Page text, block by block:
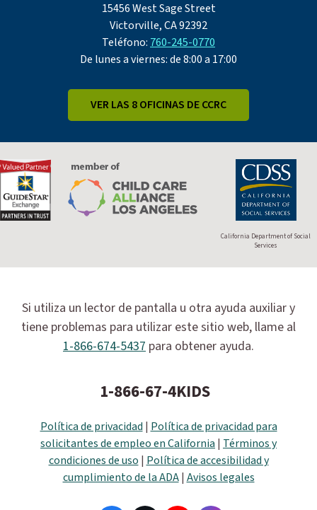
15456 West Sage Street
Victorville, CA 92392
Teléfono: 760-245-0770
De lunes a viernes: de 8:00 a 17:00
VER LAS 8 OFICINAS DE CCRC
California Department of Social
Services
Si utiliza un lector de pantalla u otra ayuda auxiliar y
tiene problemas para utilizar este sitio web, llame al
1-866-674-5437 para obtener ayuda.
1-866-67-4KIDS
Política de privacidad | Política de privacidad para
solicitantes de empleo en California | Términos y
condiciones de uso | Política de accesibilidad y
cumplimiento de la ADA| Avisos legales